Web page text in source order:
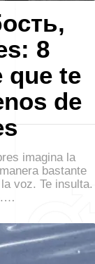
8
que te
de
imagina la
bastante
voz. Te insulta.